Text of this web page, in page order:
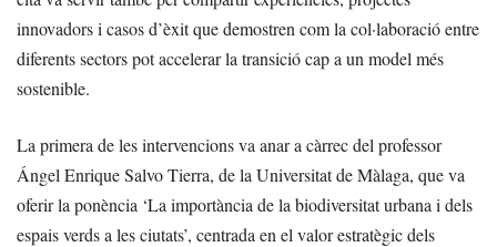
innovadors i casos d’èxit que demostren com la col·laboració entre
diferents sectors pot accelerar la transició cap a un model més
sostenible.
La primera de les intervencions va anar a càrrec del professor
Ángel Enrique Salvo Tierra, de la Universitat de Màlaga, que va
oferir la ponència ‘La importància de la biodiversitat urbana i dels
espais verds a les ciutats’, centrada en el valor estratègic dels